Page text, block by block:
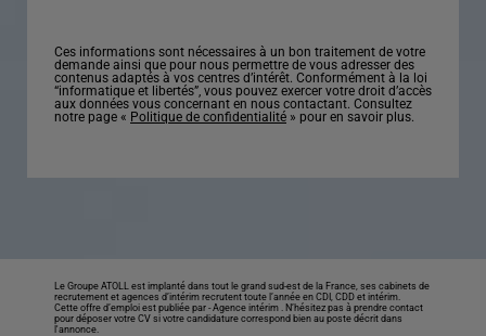
Ces informations sont nécessaires à un bon traitement de votre
demande ainsi que pour nous permettre de vous adresser des
contenus adaptés à vos centres d’intérêt. Conformément à la loi
“informatique et libertés”, vous pouvez exercer votre droit d’accès
aux données vous concernant en nous contactant. Consultez
notre page « Politique de confidentialité » pour en savoir plus.
Le Groupe ATOLL est implanté dans tout le grand sud-est de la France, ses cabinets de
recrutement et agences d’intérim recrutent toute l’année en CDI, CDD et intérim.
Cette offre d’emploi est publiée par -Agence intérim . N’hésitez pas à prendre contact
pour déposer votre CV si votre candidature correspond bien au poste décrit dans
l'annonce.